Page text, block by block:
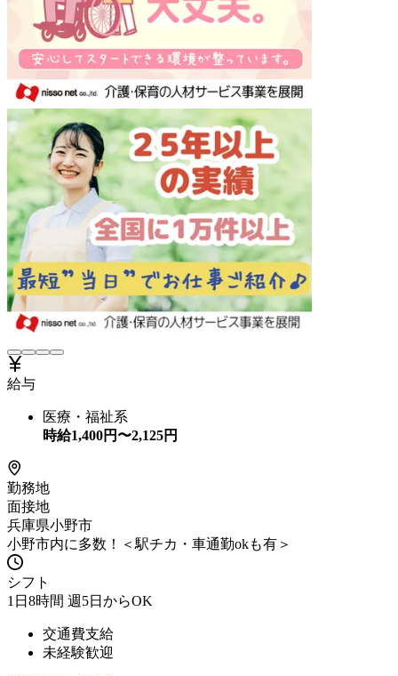
給与
医療・福祉系
時給1,400円〜2,125円
勤務地
面接地
兵庫県小野市
小野市内に多数！＜駅チカ・車通勤okも有＞
シフト
1日8時間 週5日からOK
交通費支給
未経験歓迎